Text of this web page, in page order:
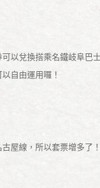
以兌換搭乘名鐵岐阜巴
自由運用囉！
屋線，所以套票增多了